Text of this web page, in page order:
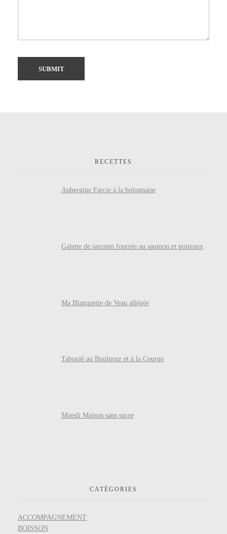
RECETTES
Aubergine Farcie à la bolognaise
Galette de sarrasin fourrée au saumon et poireaux
Ma Blanquette de Veau allégée
Taboulé au Boulgour et à la Courge
Muesli Maison sans sucre
CATÉGORIES
ACCOMPAGNEMENT
BOISSON